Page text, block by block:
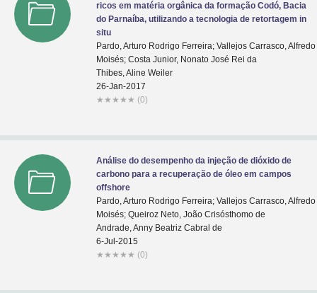
ricos em matéria orgânica da formação Codó, Bacia
do Parnaíba, utilizando a tecnologia de retortagem in
situ
Pardo, Arturo Rodrigo Ferreira; Vallejos Carrasco, Alfredo
Moisés; Costa Junior, Nonato José Rei da
Thibes, Aline Weiler
26-Jan-2017
★ ★ ★ ★ ★ (0)
Análise do desempenho da injeção de dióxido de
carbono para a recuperação de óleo em campos
offshore
Pardo, Arturo Rodrigo Ferreira; Vallejos Carrasco, Alfredo
Moisés; Queiroz Neto, João Crisósthomo de
Andrade, Anny Beatriz Cabral de
6-Jul-2015
★ ★ ★ ★ ★ (0)